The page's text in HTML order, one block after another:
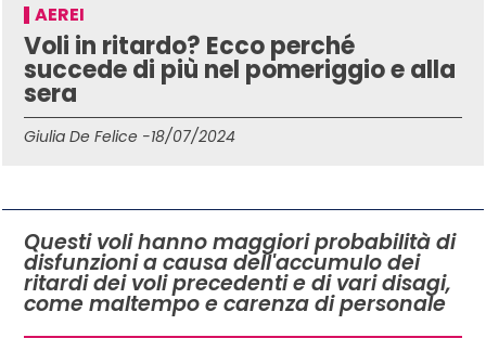
AEREI
Voli in ritardo? Ecco perché
succede di più nel pomeriggio e alla
sera
Giulia De Felice -18/07/2024
Questi voli hanno maggiori probabilità di
disfunzioni a causa dell'accumulo dei
ritardi dei voli precedenti e di vari disagi,
come maltempo e carenza di personale